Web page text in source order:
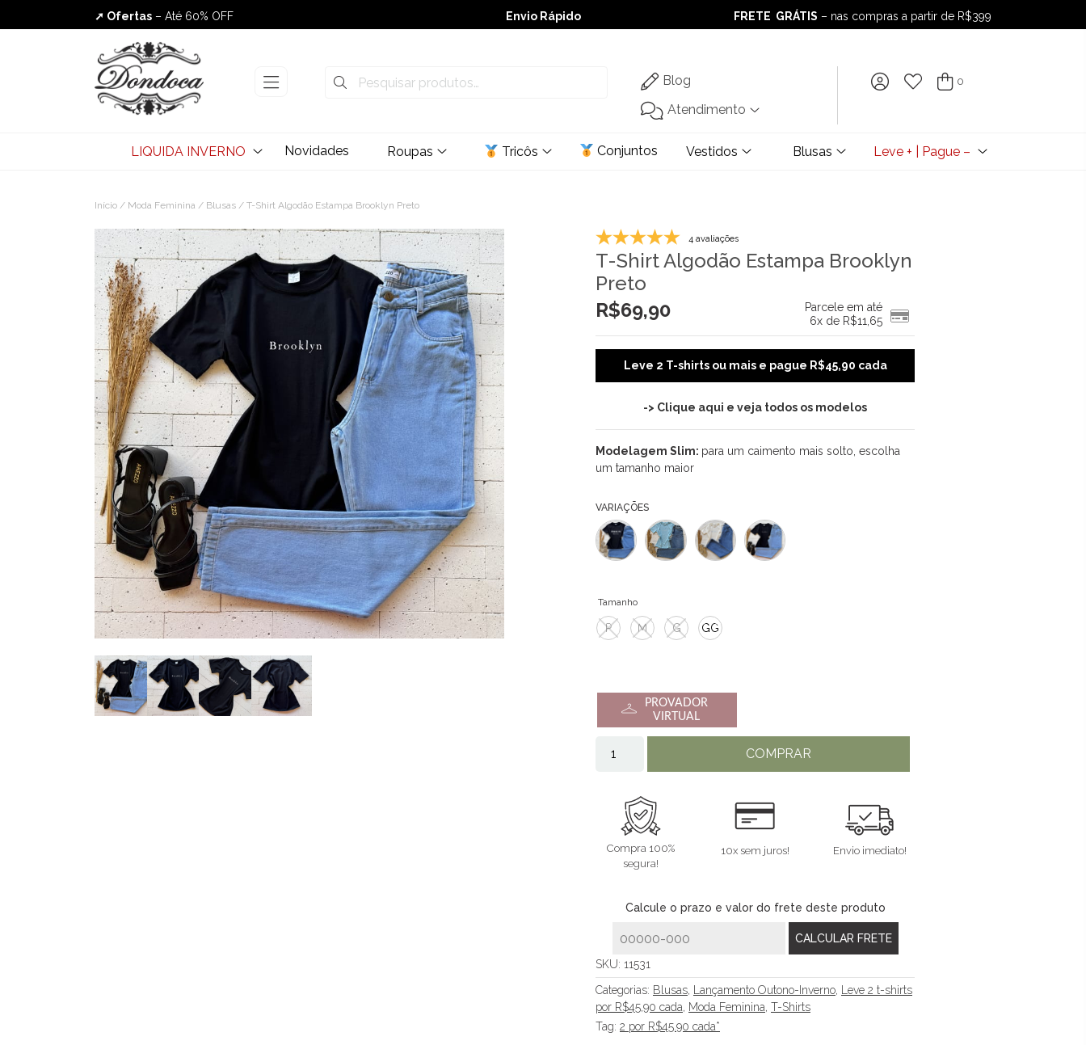
➚ Ofertas – Até 60% OFF
Envio Rápido
Envio Rápido
➚ Ofertas– Até 60% OFF
FRETE GRÁTIS – nas compras a partir de R$399
FRETE GRÁTIS– nas compras a partir de R$399
Blog
Atendimento
0
LIQUIDA INVERNO Novidades Roupas Tricôs Conjuntos Vestidos Blusas Leve + | Pague –
Início / Moda Feminina / Blusas / T-Shirt Algodão Estampa Brooklyn Preto
4 avaliações
T-Shirt Algodão Estampa Brooklyn
Preto
R$69,90
Parcele em até
6x de R$11,65
Leve 2 T-shirts ou mais e pague R$45,90 cada
-> Clique aqui e veja todos os modelos
Modelagem Slim: para um caimento mais solto, escolha
um tamanho maior
VARIAÇÕES
Tamanho
P M G GG
PROVADOR
VIRTUAL
COMPRAR
Compra 100%
segura!
10x sem juros! Envio imediato!
Calcule o prazo e valor do frete deste produto
SKU: 11531
Categorias: Blusas, Lançamento Outono-Inverno, Leve 2 t-shirts
por R$45,90 cada, Moda Feminina, T-Shirts
Tag: 2 por R$45.90 cada*